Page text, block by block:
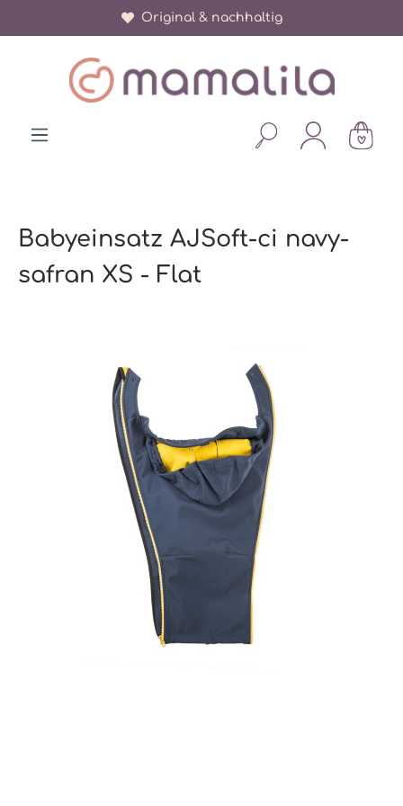
Original & nachhaltig
Babyeinsatz AJSoft-ci navy-
safran XS - Flat